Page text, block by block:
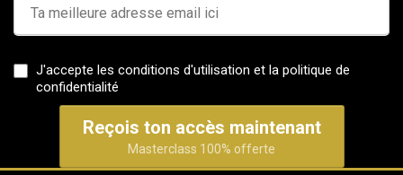
J'accepte les conditions d'utilisation et la politique de
confidentialité
Reçois ton accès maintenant
Masterclass 100% offerte